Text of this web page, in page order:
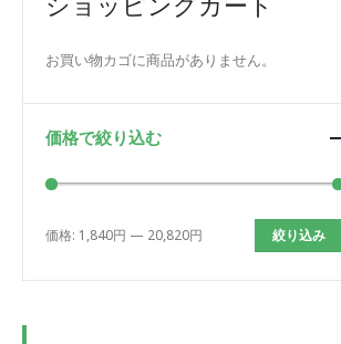
お買い物カゴに商品がありません。
価格で絞り込む
最
最
絞り込み
価格: 1,840円 — 20,820円